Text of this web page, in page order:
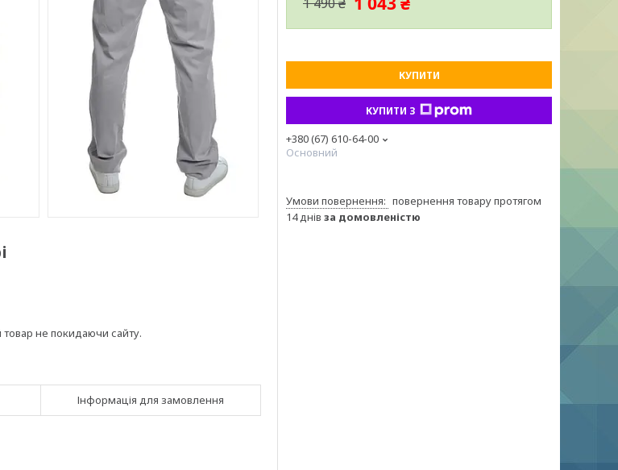
товар не покидаючи сайту.
Інформація для замовлення
КУПИТИ
КУПИТИ З
+380 (67) 610-64-00
Основний
повернення товару протягом
14 днів за домовленістю